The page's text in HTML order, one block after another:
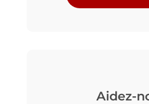
Aidez-